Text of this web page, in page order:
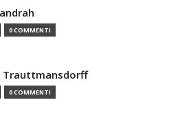
0 COMMENTI
Trauttmansdorff
0 COMMENTI